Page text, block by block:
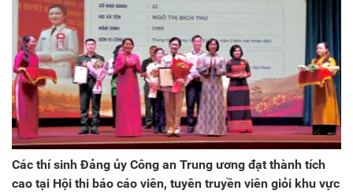
Các thí sinh Đảng ủy Công an Trung ương đạt thành tích
cao tại Hội thi báo cáo viên, tuyên truyền viên giỏi khu vực